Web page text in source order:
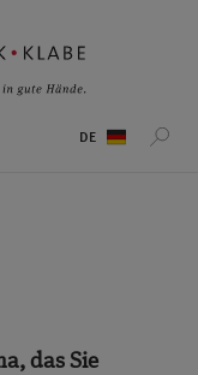
das Sie